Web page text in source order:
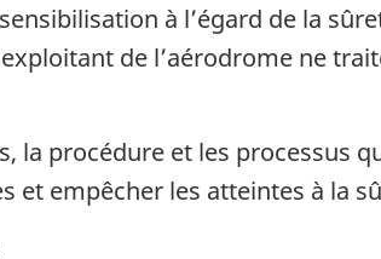
à l’égard de la
de l’aérodrome ne
la procédure et les processus
et empêcher les atteintes à la